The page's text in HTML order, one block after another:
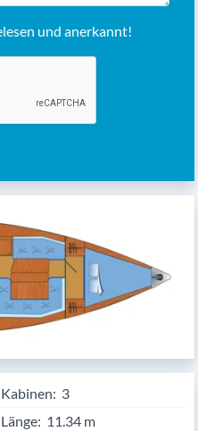
und anerkannt!
Kabinen: 3
Länge: 11.34